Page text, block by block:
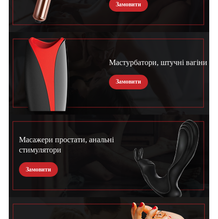
Замовити
Мастурбатори, штучні вагіни
Замовити
Масажери простати, анальні
стимулятори
Замовити